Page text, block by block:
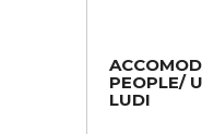
PEOPLE/
LUDI